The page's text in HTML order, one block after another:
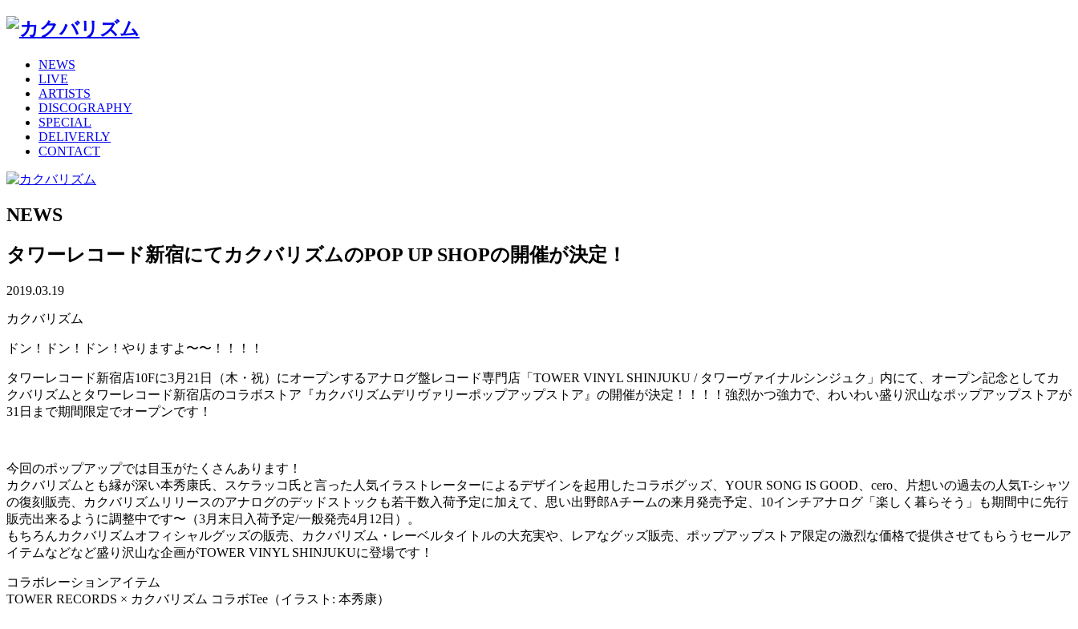
NEWS
LIVE
ARTISTS
DISCOGRAPHY
SPECIAL
DELIVERLY
CONTACT
NEWS
タワーレコード新宿にてカクバリズムのPOP UP SHOPの開催が決定！
2019.03.19
カクバリズム
ドン！ドン！ドン！やりますよ〜〜！！！！
タワーレコード新宿店10Fに3月21日（木・祝）にオープンするアナログ盤レコード専門店「TOWER VINYL SHINJUKU / タワーヴァイナルシンジュク」内にて、オープン記念としてカ
クバリズムとタワーレコード新宿店のコラボストア『カクバリズムデリヴァリーポップアップストア』の開催が決定！！！！強烈かつ強力で、わいわい盛り沢山なポップアップストアが
31日まで期間限定でオープンです！
今回のポップアップでは目玉がたくさんあります！
カクバリズムとも縁が深い本秀康氏、スケラッコ氏と言った人気イラストレーターによるデザインを起用したコラボグッズ、YOUR SONG IS GOOD、cero、片想いの過去の人気T-シャツ
の復刻販売、カクバリズムリリースのアナログのデッドストックも若干数入荷予定に加えて、思い出野郎Aチームの来月発売予定、10インチアナログ「楽しく暮らそう」も期間中に先行
販売出来るように調整中です〜（3月末日入荷予定/一般発売4月12日）。
もちろんカクバリズムオフィシャルグッズの販売、カクバリズム・レーベルタイトルの大充実や、レアなグッズ販売、ポップアップストア限定の激烈な価格で提供させてもらうセールア
イテムなどなど盛り沢山な企画がTOWER VINYL SHINJUKUに登場です！
コラボレーションアイテム
TOWER RECORDS × カクバリズム コラボTee（イラスト: 本秀康）